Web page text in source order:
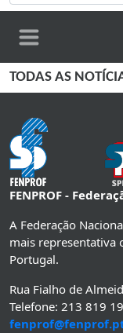
TODAS AS
FENPROF -
A Federação
mais representativa
Portugal.
Rua Fialho de
Telefone: 213 819